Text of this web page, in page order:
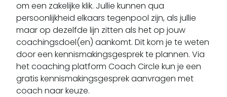
om een zakelijke klik. Jullie kunnen qua
persoonlijkheid elkaars tegenpool zijn, als jullie
maar op dezelfde lijn zitten als het op jouw
coachingsdoel(en) aankomt. Dit kom je te weten
door een kennismakingsgesprek te plannen. Via
het coaching platform Coach Circle kun je een
gratis kennismakingsgesprek aanvragen met
coach naar keuze.